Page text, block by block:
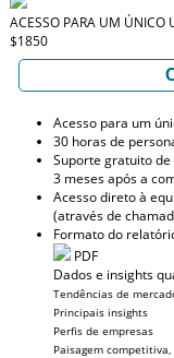
ACESSO PARA UM ÚNICO
$1850
Acesso para um
30 horas de
Suporte gratuito de
3 meses após a
Acesso direto à
(através de
Formato do
PDF
Dados e insights
Tendências de
Principais insights
Perfis de empresas
Paisagem competitiva,